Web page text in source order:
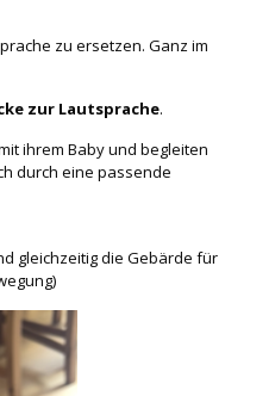
zu ersetzen. Ganz im
zur Lautsprache.
ihrem Baby und begleiten
durch eine passende
gleichzeitig die Gebärde für